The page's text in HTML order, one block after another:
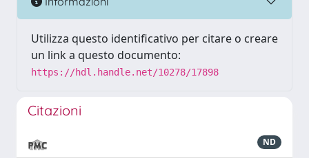
Utilizza questo identificativo per citare o creare
un link a questo documento:
https://hdl.handle.net/10278/17898
Citazioni
ND